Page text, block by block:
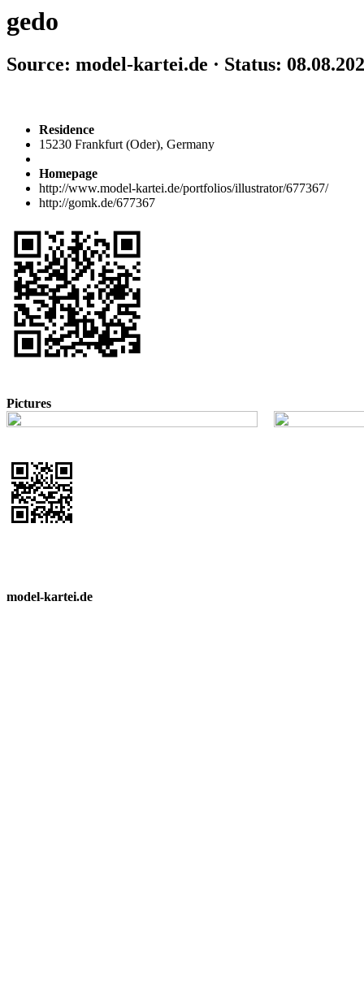
gedo
Source: model-kartei.de · Status:
Residence
15230 Frankfurt (Oder), Germany
Homepage
http://www.model-kartei.de/portfolios/illustrator/677367/
http://gomk.de/677367
Pictures
model-kartei.de